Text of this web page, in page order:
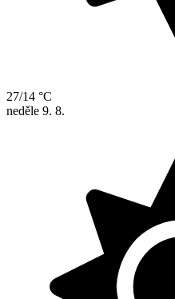
27/14 °C
neděle 9. 8.